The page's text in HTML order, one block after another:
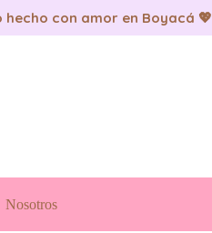
con amor en Boyacá 💖
Nosotros